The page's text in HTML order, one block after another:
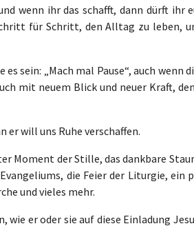
wenn ihr das schafft, dann dürft ihr
für Schritt, den Alltag zu leben,
sein: „Mach mal Pause“, auch wenn
mit neuem Blick und neuer Kraft,
er will uns Ruhe verschaffen.
Moment der Stille, das dankbare
die Feier der Liturgie, ein
und vieles mehr.
wie er oder sie auf diese Einladung